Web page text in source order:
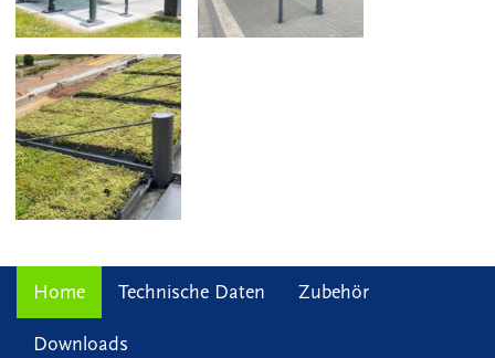
Home Technische Daten Zubehör
Downloads